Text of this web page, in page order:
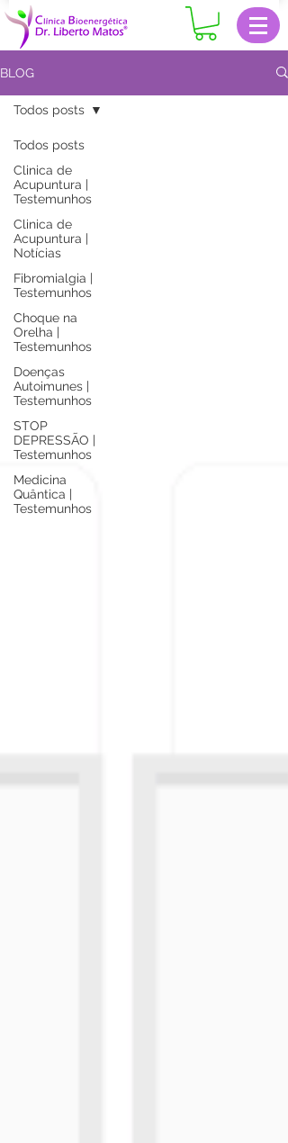
BLOG
Todos posts
Clinica de
Acupuntura |
Testemunhos
Clinica de
Acupuntura |
Notícias
Fibromialgia |
Testemunhos
Choque na
Orelha |
Testemunhos
Doenças
Autoimunes |
Testemunhos
STOP
DEPRESSÃO |
Testemunhos
Medicina
Quântica |
Testemunhos
Todos posts